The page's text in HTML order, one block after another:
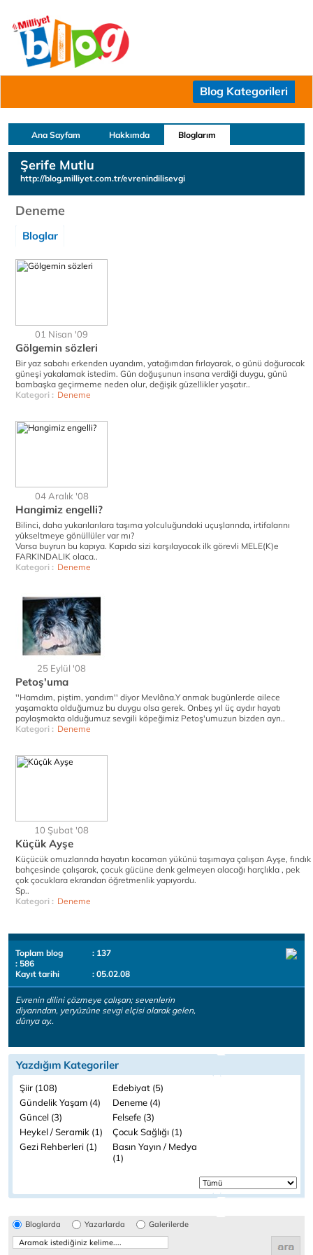
Blog Kategorileri
Ana Sayfam Hakkımda Bloglarım
Şerife Mutlu
http://blog.milliyet.com.tr/evrenindilisevgi
Deneme
Bloglar
01 Nisan '09
Gölgemin sözleri
Bir yaz sabahı erkenden uyandım, yatağımdan fırlayarak, o günü doğuracak
güneşi yakalamak istedim. Gün doğuşunun insana verdiği duygu, günü
bambaşka geçirmeme neden olur, değişik güzellikler yaşatır..
Kategori : Deneme
04 Aralık '08
Hangimiz engelli?
Bilinci, daha yukarılarılara taşıma yolculuğundaki uçuşlarında, irtifalarını
yükseltmeye gönüllüler var mı?
Varsa buyrun bu kapıya. Kapıda sizi karşılayacak ilk görevli MELE(K)e
FARKINDALIK olaca..
Kategori : Deneme
25 Eylül '08
Petoş'uma
''Hamdım, piştim, yandım'' diyor Mevlâna.Y anmak bugünlerde ailece
yaşamakta olduğumuz bu duygu olsa gerek. Onbeş yıl üç aydır hayatı
paylaşmakta olduğumuz sevgili köpeğimiz Petoş'umuzun bizden ayrı..
Kategori : Deneme
10 Şubat '08
Küçük Ayşe
Küçücük omuzlarında hayatın kocaman yükünü taşımaya çalışan Ayşe, fındık
bahçesinde çalışarak, çocuk gücüne denk gelmeyen alacağı harçlıkla , pek
çok çocuklara ekrandan öğretmenlik yapıyordu.
Sp..
Kategori : Deneme
Toplam blog
: 137
: 586
Kayıt tarihi
: 05.02.08
Evrenin dilini çözmeye çalışan; sevenlerin
diyarından, yeryüzüne sevgi elçisi olarak gelen,
dünya ay..
Yazdığım Kategoriler
Şiir (108)
Edebiyat (5)
Gündelik Yaşam (4)
Deneme (4)
Güncel (3)
Felsefe (3)
Heykel / Seramik (1)
Çocuk Sağlığı (1)
Gezi Rehberleri (1)
Basın Yayın / Medya
(1)
Bloglarda Yazarlarda Galerilerde